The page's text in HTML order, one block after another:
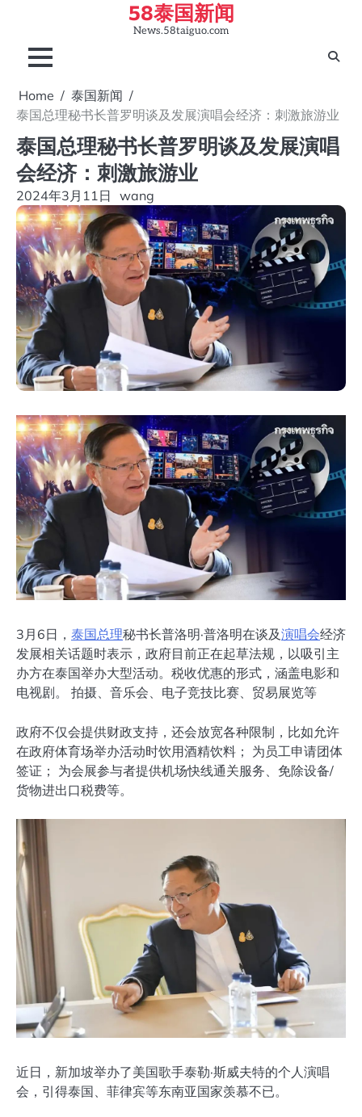
content
58泰国新闻
News.58taiguo.com
Home
泰国新闻
泰国总理秘书长普罗明谈及发展演唱会经济：刺激旅游业
泰国总理秘书长普罗明谈及发展演唱
会经济：刺激旅游业
2024年3月11日 wang
3月6日， 泰国总理秘书长普洛明·普洛明在谈及演唱会经济
发展相关话题时表示，政府目前正在起草法规，以吸引主
办方在泰国举办大型活动。税收优惠的形式，涵盖电影和
电视剧。 拍摄、音乐会、电子竞技比赛、贸易展览等
政府不仅会提供财政支持，还会放宽各种限制，比如允许
在政府体育场举办活动时饮用酒精饮料； 为员工申请团体
签证； 为会展参与者提供机场快线通关服务、免除设备/
货物进出口税费等。
近日，新加坡举办了美国歌手泰勒·斯威夫特的个人演唱
会，引得泰国、菲律宾等东南亚国家羡慕不已。